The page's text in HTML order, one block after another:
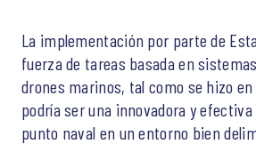
La implementación por parte de
fuerza de tareas basada en
drones marinos, tal como se hizo en
podría ser una innovadora y
punto naval en un entorno bien